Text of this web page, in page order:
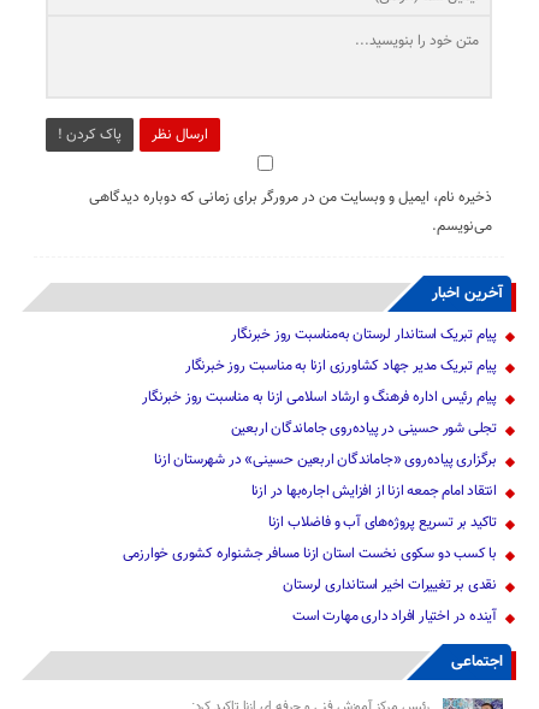
ارسال نظر پاک کردن !
ذخیره نام، ایمیل و وبسایت من در مرورگر برای زمانی که دوباره دیدگاهی
می‌نویسم.
آخرین اخبار
پیام تبریک استاندار لرستان به‌مناسبت روز خبرنگار
پیام تبریک مدیر جهاد کشاورزی ازنا به مناسبت روز خبرنگار
پیام رئیس اداره فرهنگ و ارشاد اسلامی ازنا به مناسبت روز خبرنگار
تجلی شور حسینی در پیاده‌روی جاماندگان اربعین
برگزاری پیاده‌روی «جاماندگان اربعین حسینی» در شهرستان ازنا
انتقاد امام جمعه ازنا از افزایش اجاره‌بها در ازنا
تاکید بر تسریع پروژه‌های آب و فاضلاب ازنا
با کسب دو سکوی نخست استان ازنا مسافر جشنواره کشوری خوارزمی
نقدی بر تغییرات اخیر استانداری لرستان
آینده در اختیار افراد داری مهارت است
اجتماعی